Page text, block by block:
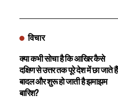
विचार
क्या कभी सोचा है कि आखिर कैसे
दक्षिण से उत्तर तक पूरे देश में छा जाते हैं
बादल और शुरू हो जाती है झमाझम
बारिश?